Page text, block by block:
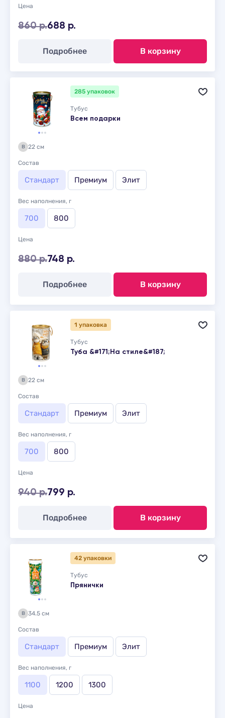
Цена
860 р.688 р.
Подробнее В корзину
285 упаковок
Тубус
Всем подарки
В 22 см
Состав
Стандарт Премиум Элит
Вес наполнения, г
700 800
Цена
880 р.748 р.
Подробнее В корзину
1 упаковка
Тубус
Туба &#171;На стиле&#187;
В 22 см
Состав
Стандарт Премиум Элит
Вес наполнения, г
700 800
Цена
940 р.799 р.
Подробнее В корзину
42 упаковки
Тубус
Прянички
В 34.5 см
Состав
Стандарт Премиум Элит
Вес наполнения, г
1100 1200 1300
Цена